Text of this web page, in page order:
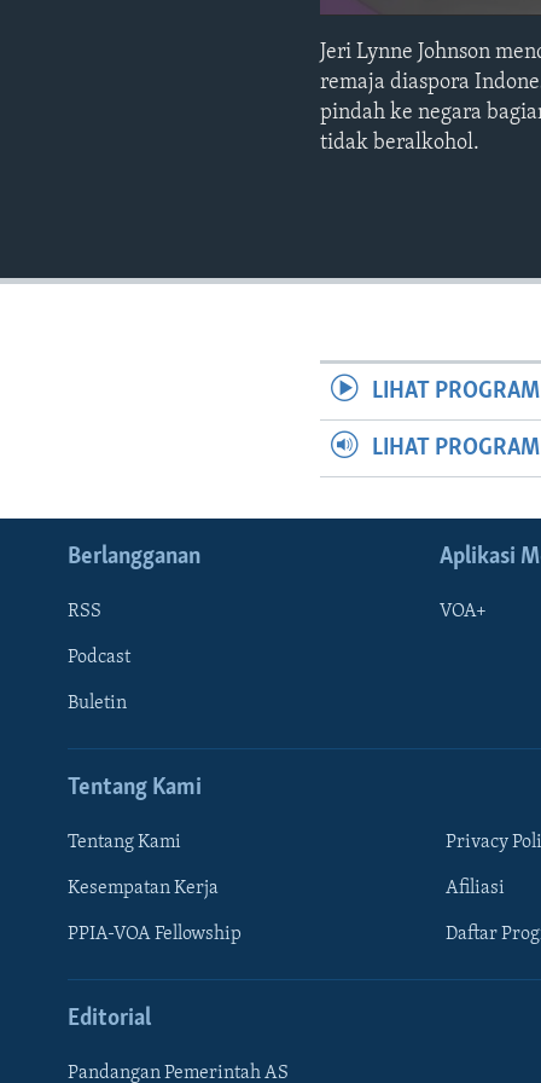
Jeri Lynne Johnson
remaja diaspora
pindah ke negara
tidak beralkohol.
LIHAT
LIHAT
Berlangganan
RSS
Podcast
Buletin
Aplikasi
VOA+
Tentang Kami
Tentang Kami
Kesempatan Kerja
PPIA-VOA Fellowship
Privacy
Afiliasi
Daftar
Editorial
Pandangan Pemerintah AS